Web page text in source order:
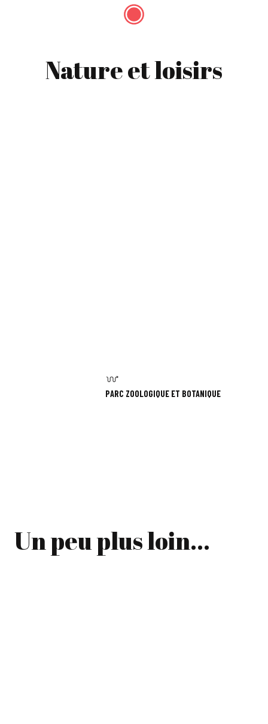
Nature et loisirs
PARC ZOOLOGIQUE ET BOTANIQUE
Un peu plus loin...